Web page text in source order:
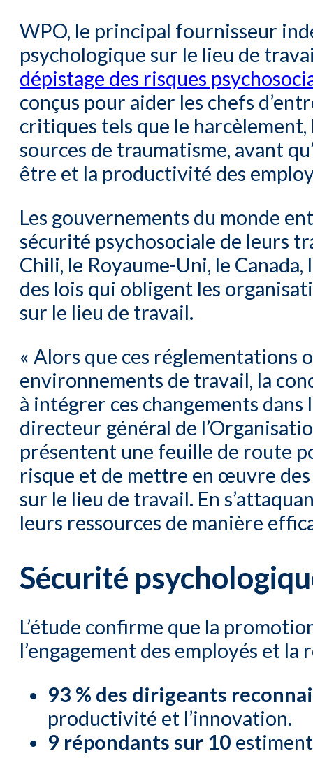
WPO, le principal fournisseur
psychologique sur le lieu de
dépistage des risques
conçus pour aider les chefs
critiques tels que le harcèlement,
sources de traumatisme, avant
être et la productivité des
Les gouvernements du monde
sécurité psychosociale de leurs
Chili, le Royaume-Uni, le
des lois qui obligent les
sur le lieu de travail.
« Alors que ces réglementations
environnements de travail, la
à intégrer ces changements
directeur général de
présentent une feuille de route
risque et de mettre en œuvre des
sur le lieu de travail. En
leurs ressources de manière
Sécurité
L’étude confirme que la
l’engagement des employés et
93 % des dirigeants
productivité et l’innovation.
9 répondants sur 10